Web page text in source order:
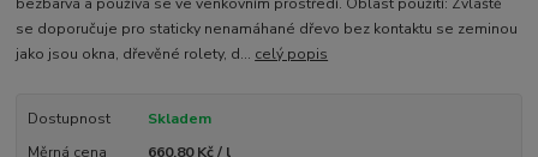
se doporučuje pro staticky nenamáhané dřevo bez kontaktu se zeminou
jako jsou okna, dřevěné rolety, d... celý popis
Dostupnost
Skladem
Měrná cena
660,80 Kč / l